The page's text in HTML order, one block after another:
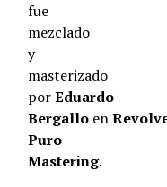
fue
mezclado
y
masterizado
porEduardo
Bergalloen
Puro
Mastering.